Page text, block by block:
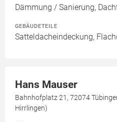
Dämmung / Sanierung,
GEBÄUDETEILE
Satteldacheindeckung,
Hans Mauser
Bahnhofplatz 21, 72074
Hirrlingen)